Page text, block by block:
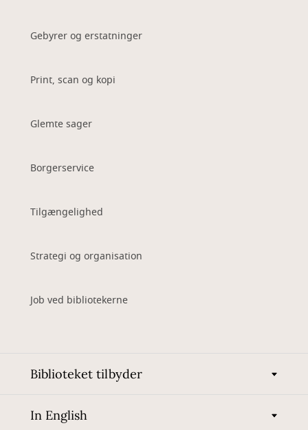
Gebyrer og erstatninger
Print, scan og kopi
Glemte sager
Borgerservice
Tilgængelighed
Strategi og organisation
Job ved bibliotekerne
Biblioteket tilbyder
In English